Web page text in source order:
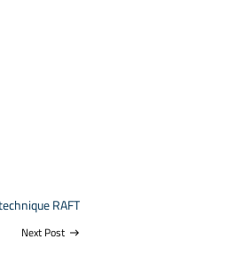
RAFT
Next Post east